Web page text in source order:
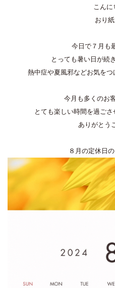
こん
おり
今日で７月も
とっても暑い日が続
熱中症や夏風邪などお気をつ
今月も多くのお
とても楽しい時間を過ご
ありがとう
８月の定休日